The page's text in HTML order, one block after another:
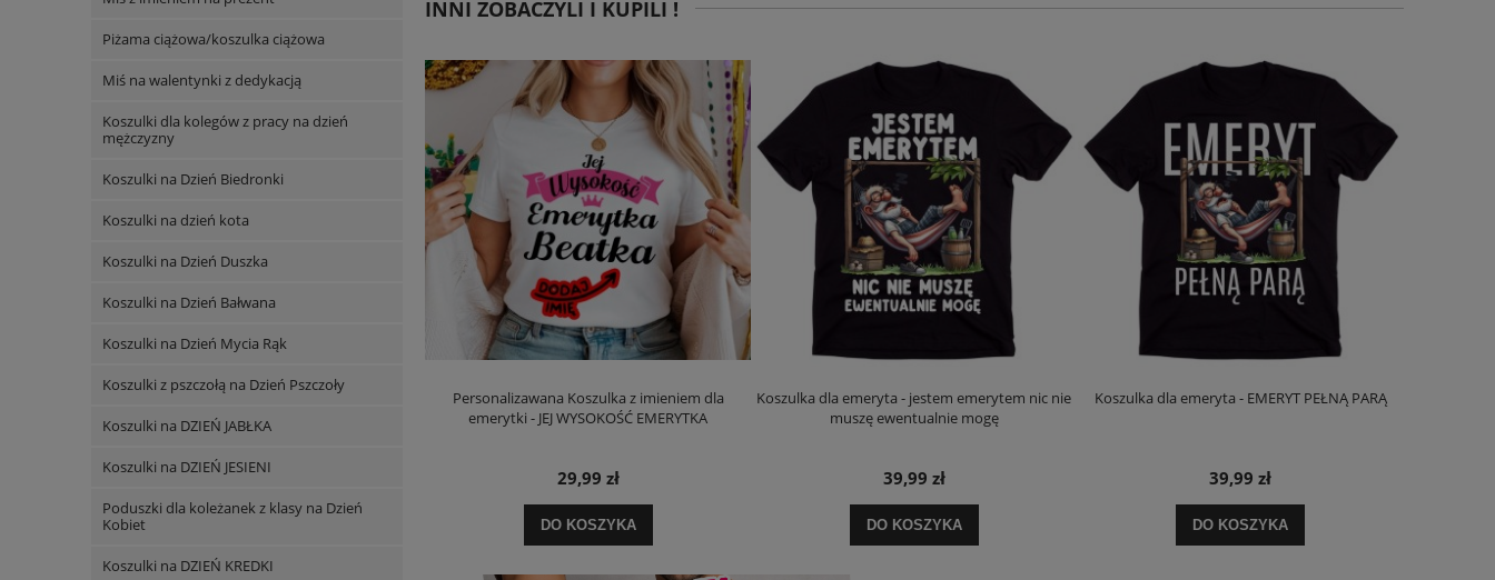
Piżama ciążowa/koszulka ciążowa
Miś na walentynki z dedykacją
Koszulki dla kolegów z pracy na dzień
mężczyzny
Koszulki na Dzień Biedronki
Koszulki na dzień kota
Koszulki na Dzień Duszka
Koszulki na Dzień Bałwana
Koszulki na Dzień Mycia Rąk
Koszulki z pszczołą na Dzień Pszczoły
Koszulki na DZIEŃ JABŁKA
Koszulki na DZIEŃ JESIENI
Poduszki dla koleżanek z klasy na Dzień
Kobiet
Koszulki na DZIEŃ KREDKI
INNI ZOBACZYLI I KUPILI !
Personalizawana Koszulka z imieniem dla
emerytki - JEJ WYSOKOŚĆ EMERYTKA
29,99 zł
DO KOSZYKA
Koszulka dla emeryta - jestem emerytem nic nie
muszę ewentualnie mogę
39,99 zł
DO KOSZYKA
Koszulka dla emeryta - EMERYT PEŁNĄ PARĄ
39,99 zł
DO KOSZYKA